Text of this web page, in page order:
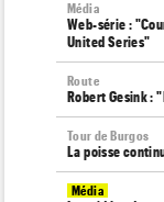
Média
Web-série :
United Series"
Route
Robert Gesink :
Tour de Burgos
La poisse
Média